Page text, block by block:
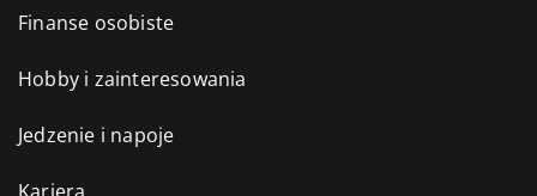
Finanse osobiste
Hobby i zainteresowania
Jedzenie i napoje